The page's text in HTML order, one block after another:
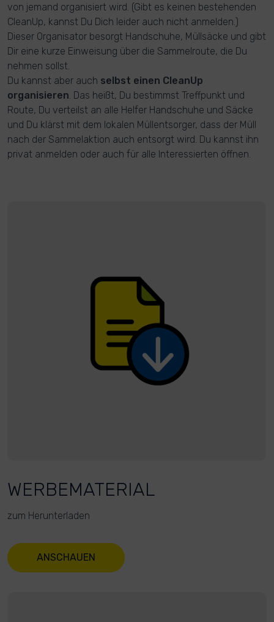
von jemand organisiert wird. (Gibt es keinen bestehenden
CleanUp, kannst Du Dich leider auch nicht anmelden.)
Dieser Organisator besorgt Handschuhe, Müllsäcke und gibt
Dir eine kurze Einweisung über die Sammelroute, die Du
nehmen sollst.
Du kannst aber auch selbst einen CleanUp
organisieren. Das heißt, Du bestimmst Treffpunkt und
Route, Du verteilst an alle Helfer Handschuhe und Säcke
und Du klärst mit dem lokalen Müllentsorger, dass der Müll
nach der Sammelaktion auch entsorgt wird. Du kannst ihn
privat anmelden oder auch für alle Interessierten öffnen.
WERBEMATERIAL
zum Herunterladen
ANSCHAUEN